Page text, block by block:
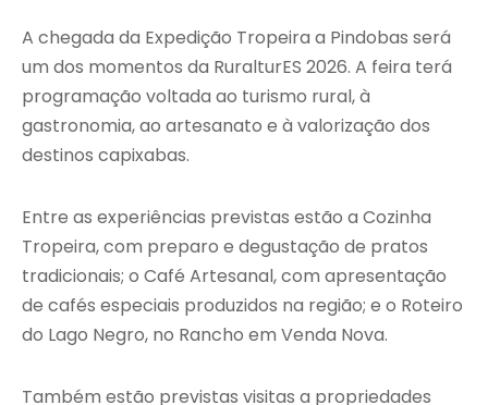
A chegada da Expedição Tropeira a Pindobas será
um dos momentos da RuralturES 2026. A feira terá
programação voltada ao turismo rural, à
gastronomia, ao artesanato e à valorização dos
destinos capixabas.
Entre as experiências previstas estão a Cozinha
Tropeira, com preparo e degustação de pratos
tradicionais; o Café Artesanal, com apresentação
de cafés especiais produzidos na região; e o Roteiro
do Lago Negro, no Rancho em Venda Nova.
Também estão previstas visitas a propriedades